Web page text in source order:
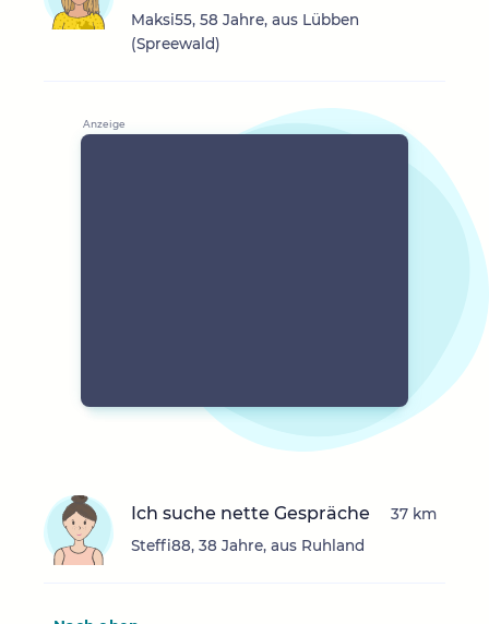
Maksi55, 58 Jahre, aus Lübben
(Spreewald)
Ich suche nette Gespräche
Steffi88, 38 Jahre, aus Ruhland
37 km